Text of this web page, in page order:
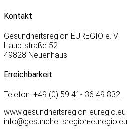
Kontakt
Gesundheitsregion EUREGIO e. V.
Hauptstraße 52
49828 Neuenhaus
Erreichbarkeit
Telefon: +49 (0) 59 41- 36 49 832
www.gesundheitsregion-euregio.eu
info@gesundheitsregion-euregio.eu